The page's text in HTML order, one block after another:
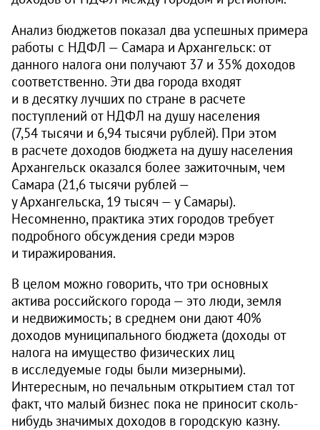
Анализ бюджетов показал два успешных примера
работы с НДФЛ — Самара и Архангельск: от
данного налога они получают 37 и 35% доходов
соответственно. Эти два города входят
и в десятку лучших по стране в расчете
поступлений от НДФЛ на душу населения
(7,54 тысячи и 6,94 тысячи рублей). При этом
в расчете доходов бюджета на душу населения
Архангельск оказался более зажиточным, чем
Самара (21,6 тысячи рублей —
у Архангельска, 19 тысяч — у Самары).
Несомненно, практика этих городов требует
подробного обсуждения среди мэров
и тиражирования.
В целом можно говорить, что три основных
актива российского города — это люди, земля
и недвижимость; в среднем они дают 40%
доходов муниципального бюджета (доходы от
налога на имущество физических лиц
в исследуемые годы были мизерными).
Интересным, но печальным открытием стал тот
факт, что малый бизнес пока не приносит сколь-
нибудь значимых доходов в городскую казну.